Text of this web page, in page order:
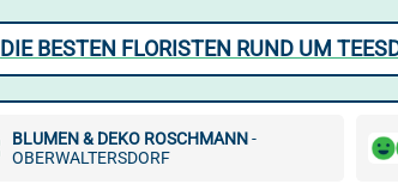
DIE BESTEN FLORISTEN RUND UM
BLUMEN & DEKO ROSCHMANN-
OBERWALTERSDORF